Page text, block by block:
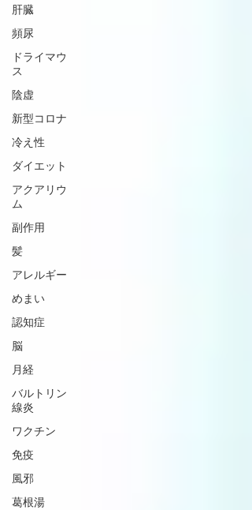
肝臓
頻尿
ドライマウ
ス
陰虚
新型コロナ
冷え性
ダイエット
アクアリウ
ム
副作用
髪
アレルギー
めまい
認知症
脳
月経
バルトリン
線炎
ワクチン
免疫
風邪
葛根湯